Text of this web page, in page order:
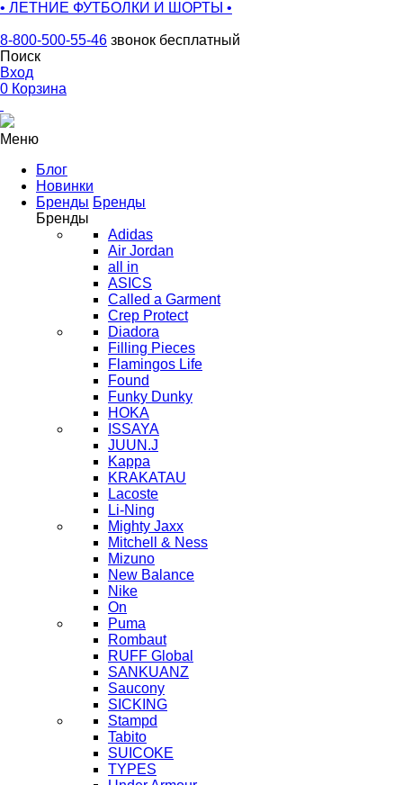
• ЛЕТНИЕ ФУТБОЛКИ И ШОРТЫ •
8-800-500-55-46 звонок бесплатный
Поиск
Вход
0 Корзина
Меню
Блог
Новинки
Бренды Бренды
Бренды
Adidas
Air Jordan
all in
ASICS
Called a Garment
Crep Protect
Diadora
Filling Pieces
Flamingos Life
Found
Funky Dunky
HOKA
ISSAYA
JUUN.J
Kappa
KRAKATAU
Lacoste
Li-Ning
Mighty Jaxx
Mitchell & Ness
Mizuno
New Balance
Nike
On
Puma
Rombaut
RUFF Global
SANKUANZ
Saucony
SICKING
Stampd
Tabito
SUICOKE
TYPES